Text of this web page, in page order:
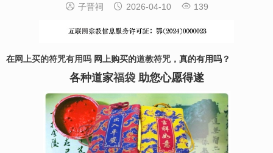
 子晋祠  2026-04-10  139
在网上买的符咒有用吗 网上购买的道教符咒 ，真的有用吗？
各种道家福袋助您心愿得遂